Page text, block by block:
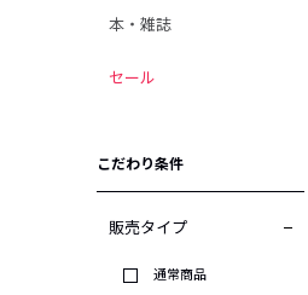
本・雑誌
セール
こだわり条件
販売タイプ
通常商品